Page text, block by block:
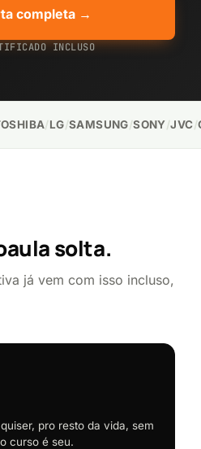
completa →
INCLUSO
/LG/SAMSUNG/SONY/JVC/
solta.
já vem com isso incluso,
pro resto da vida, sem
curso é seu.